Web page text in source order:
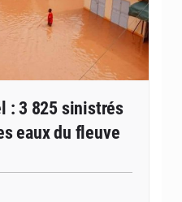
: 3 825 sinistrés
eaux du fleuve